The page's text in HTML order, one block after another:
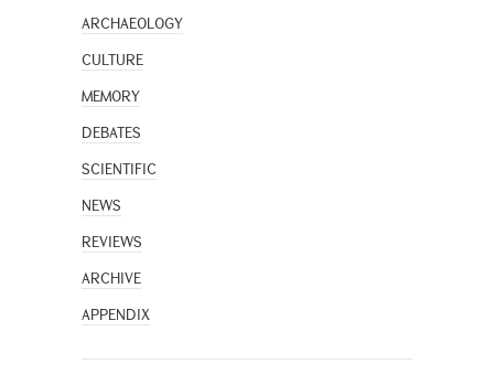
ARCHAEOLOGY
CULTURE
MEMORY
DEBATES
SCIENTIFIC
NEWS
REVIEWS
ARCHIVE
APPENDIX